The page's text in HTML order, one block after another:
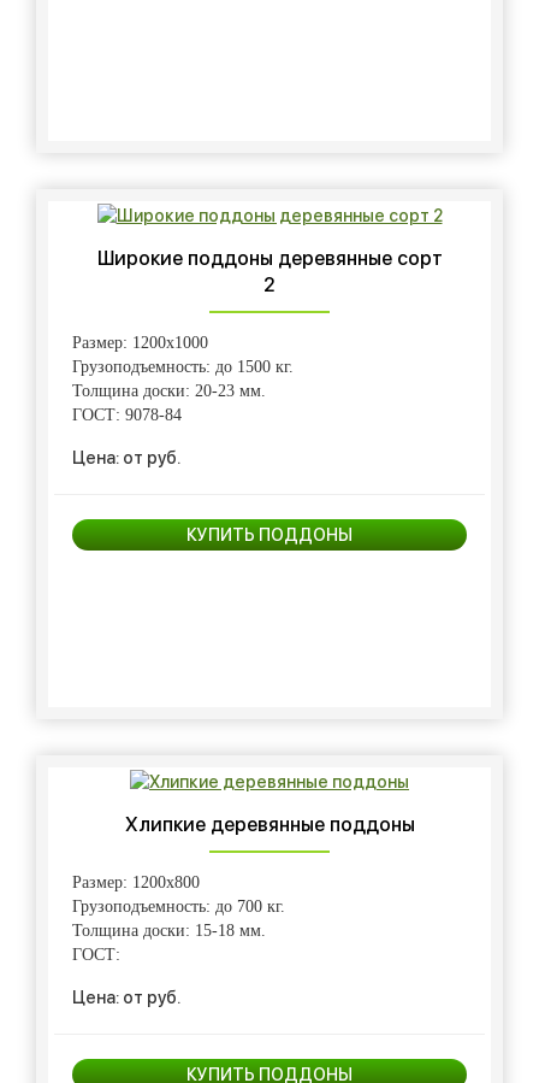
Широкие поддоны деревянные сорт
2
Размер: 1200х1000
Грузоподъемность: до 1500 кг.
Толщина доски: 20-23 мм.
ГОСТ: 9078-84
Цена: от руб.
КУПИТЬ ПОДДОНЫ
Хлипкие деревянные поддоны
Размер: 1200х800
Грузоподъемность: до 700 кг.
Толщина доски: 15-18 мм.
ГОСТ:
Цена: от руб.
КУПИТЬ ПОДДОНЫ